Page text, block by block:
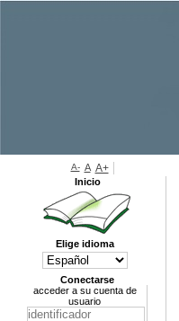
A- A A+
Inicio
Elige idioma
Conectarse
acceder a su cuenta de
usuario